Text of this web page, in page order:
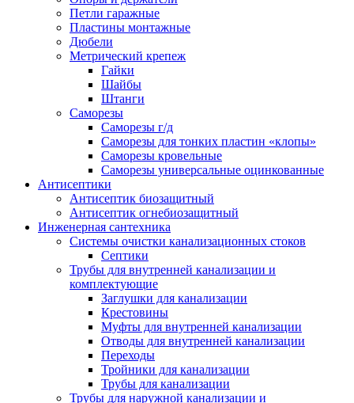
Петли гаражные
Пластины монтажные
Дюбели
Метрический крепеж
Гайки
Шайбы
Штанги
Саморезы
Саморезы г/д
Саморезы для тонких пластин «клопы»
Саморезы кровельные
Саморезы универсальные оцинкованные
Антисептики
Антисептик биозащитный
Антисептик огнебиозащитный
Инженерная сантехника
Системы очистки канализационных стоков
Септики
Трубы для внутренней канализации и
комплектующие
Заглушки для канализации
Крестовины
Муфты для внутренней канализации
Отводы для внутренней канализации
Переходы
Тройники для канализации
Трубы для канализации
Трубы для наружной канализации и